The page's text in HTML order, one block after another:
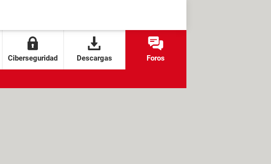
Ciberseguridad Descargas Foros